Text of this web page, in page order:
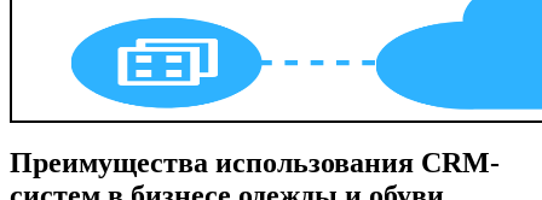
Преимущества использования CRM-